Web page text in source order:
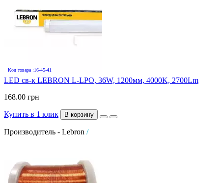
Код товара :16-45-41
LED св-к LEBRON L-LPO, 36W, 1200мм, 4000K, 2700Lm
168.00 грн
Купить в 1 клик В корзину
Производитель - Lebron /